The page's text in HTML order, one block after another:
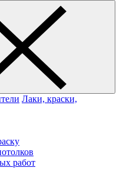
Лаки, краски,
работ